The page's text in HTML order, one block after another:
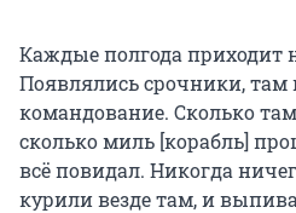
Каждые полгода приходит
Появлялись срочники, там
командование. Сколько
сколько миль [корабль]
всё повидал. Никогда
курили везде там, и